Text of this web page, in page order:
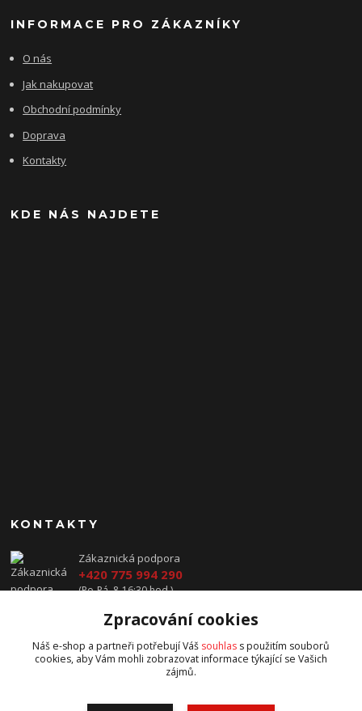
INFORMACE PRO ZÁKAZNÍKY
O nás
Jak nakupovat
Obchodní podmínky
Doprava
Kontakty
KDE NÁS NAJDETE
KONTAKTY
Zákaznická podpora
+420 775 994 290
(Po-Pá, 8-16:30 hod.)
prodej@jawavysocina.cz
Zpracování cookies
Náš e-shop a partneři potřebují Váš souhlas s použitím souborů
cookies, aby Vám mohli zobrazovat informace týkající se Vašich
zájmů.